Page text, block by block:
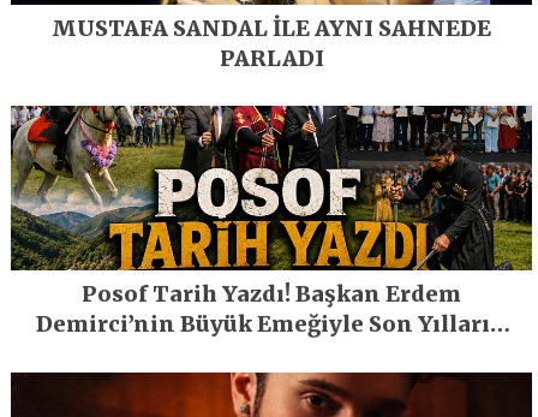
MUSTAFA SANDAL İLE AYNI SAHNEDE
PARLADI
Posof Tarih Yazdı! Başkan Erdem
Demirci’nin Büyük Emeğiyle Son Yılların